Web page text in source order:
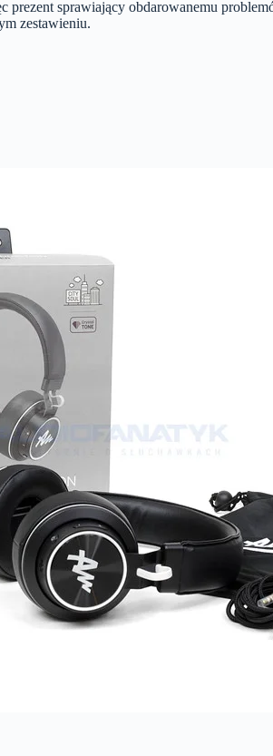
sprawiający obdarowanemu
zestawieniu.